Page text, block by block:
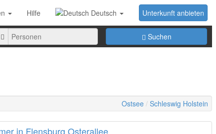
Unterkunft anbieten
Hilfe
Deutsch
Suchen
Ostsee Schleswig Holstein
in Flensburg Osterallee